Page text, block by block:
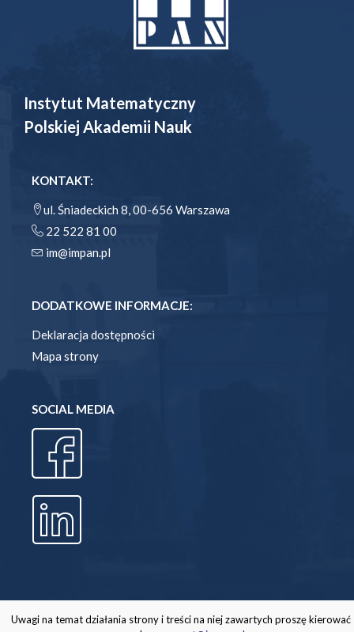
Instytut Matematyczny
Polskiej Akademii Nauk
KONTAKT:
ul. Śniadeckich 8, 00-656 Warszawa
22 522 81 00
im@impan.pl
DODATKOWE INFORMACJE:
Deklaracja dostępności
Mapa strony
SOCIAL MEDIA
Uwagi na temat działania strony i treści na niej zawartych proszę kierować